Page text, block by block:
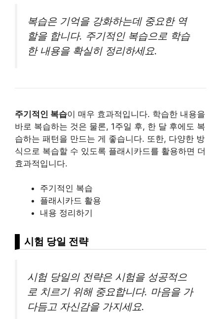
복습은 기억을 강화하는데 중요한 역
할을 합니다. 주기적인 복습으로 학습
한 내용을 확실히 정리하세요.
주기적인 복습이 매우 효과적입니다. 학습한 내용을
바로 복습하는 것은 물론, 1주일 후, 한 달 후에도 복
습하는 패턴을 만드는 게 좋습니다. 또한, 다양한 방
식으로 복습할 수 있도록 플래시카드를 활용하면 더
효과적입니다.
주기적인 복습
플래시카드 활용
내용 정리하기
시험 당일 전략
시험 당일의 전략은 시험을 성공적으
로 치르기 위해 중요합니다. 마음을 가
다듬고 자신감을 가지세요.